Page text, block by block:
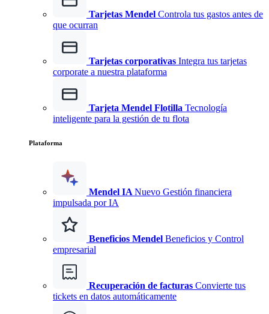
Tarjetas Mendel Controla tus gastos antes de
que ocurran
Tarjetas corporativas Integra tus tarjetas
corporate a nuestra plataforma
Tarjeta Mendel Flotilla Tecnología
inteligente para la gestión de tu flota
Plataforma
Mendel IA Nuevo Gestión financiera
impulsada por IA
Beneficios Mendel Beneficios y Control
empresarial
Recuperación de facturas Convierte tus
tickets en datos automáticamente